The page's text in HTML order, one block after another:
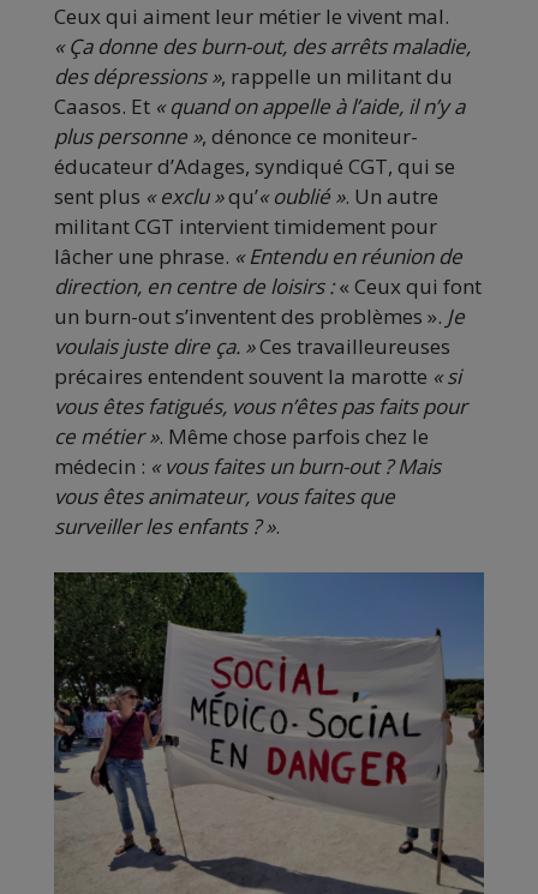
Ceux qui aiment leur métier le vivent mal.
« Ça donne des burn-out, des arrêts maladie,
des dépressions », rappelle un militant du
Caasos. Et « quand on appelle à l’aide, il n’y a
plus personne », dénonce ce moniteur-
éducateur d’Adages, syndiqué CGT, qui se
sent plus « exclu »qu’« oublié ». Un autre
militant CGT intervient timidement pour
lâcher une phrase. « Entendu en réunion de
direction, en centre de loisirs :« Ceux qui font
un burn-out s’inventent des problèmes ». Je
voulais juste dire ça. »Ces travailleureuses
précaires entendent souvent la marotte « si
vous êtes fatigués, vous n’êtes pas faits pour
ce métier ». Même chose parfois chez le
médecin : « vous faites un burn-out ? Mais
vous êtes animateur, vous faites que
surveiller les enfants ? ».